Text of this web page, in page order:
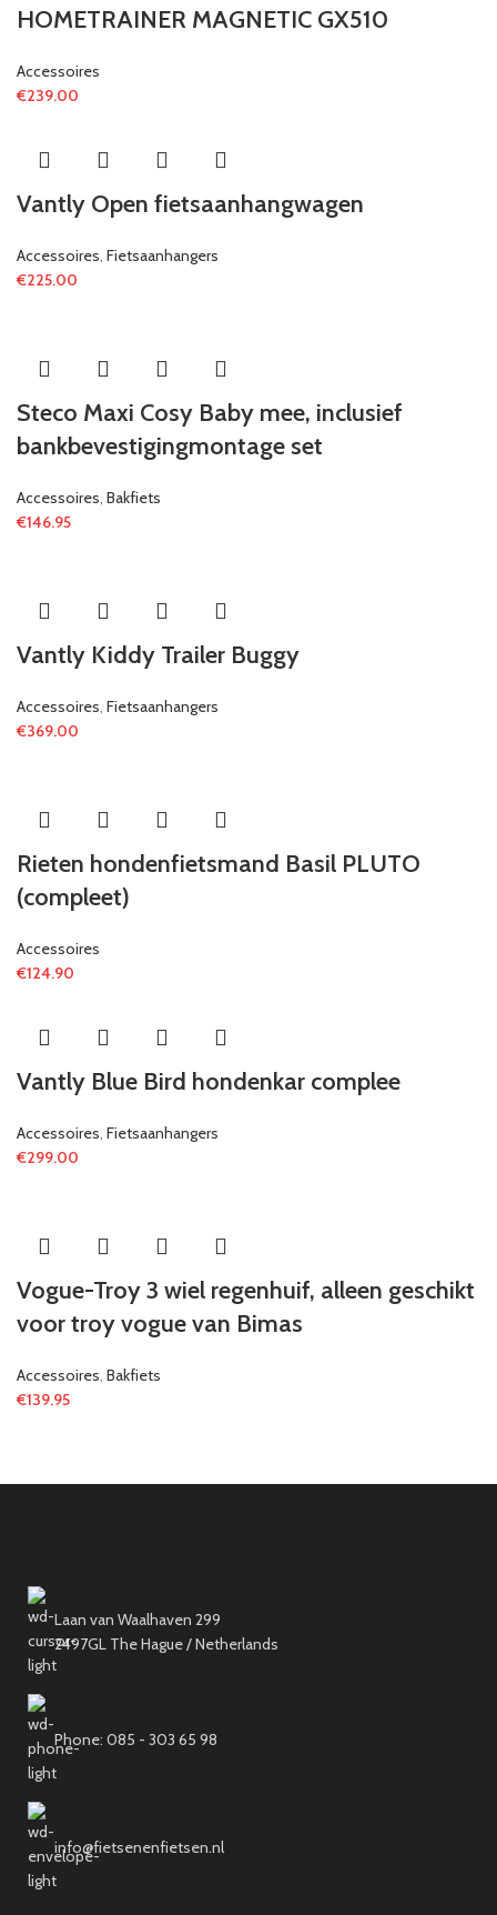
HOMETRAINER MAGNETIC GX510
Accessoires
€239.00
Vantly Open fietsaanhangwagen
Accessoires Fietsaanhangers
€225.00
Steco Maxi Cosy Baby mee, inclusief
bankbevestigingmontage set
Accessoires Bakfiets
€146.95
Vantly Kiddy Trailer Buggy
Accessoires Fietsaanhangers
€369.00
Rieten hondenfietsmand Basil PLUTO
(compleet)
Accessoires
€124.90
Vantly Blue Bird hondenkar complee
Accessoires Fietsaanhangers
€299.00
Vogue-Troy 3 wiel regenhuif, alleen geschikt
voor troy vogue van Bimas
Accessoires Bakfiets
€139.95
Laan van Waalhaven 299
2497GL The Hague / Netherlands
Phone: 085 - 303 65 98
info@fietsenenfietsen.nl